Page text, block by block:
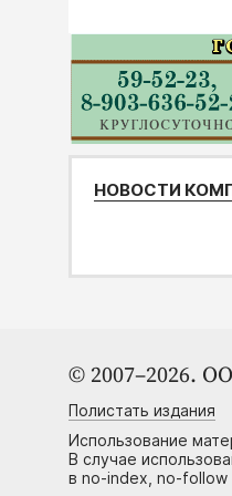
НОВОСТИ
© 2007–2026.
Полистать издания
Использование
В случае
в no-index, no-follow